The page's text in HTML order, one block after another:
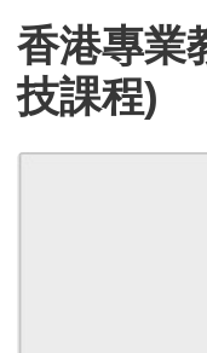
香港專業
技課程)